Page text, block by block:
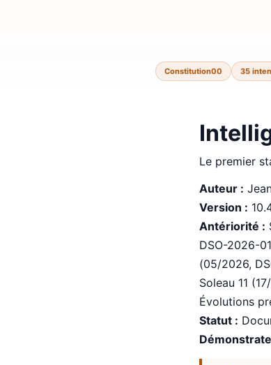
Constitution00 35
Le premier
Auteur :
Version :
Antériorité :
DSO-2026-
(05/2026,
Soleau 11
Évolutions
Statut :